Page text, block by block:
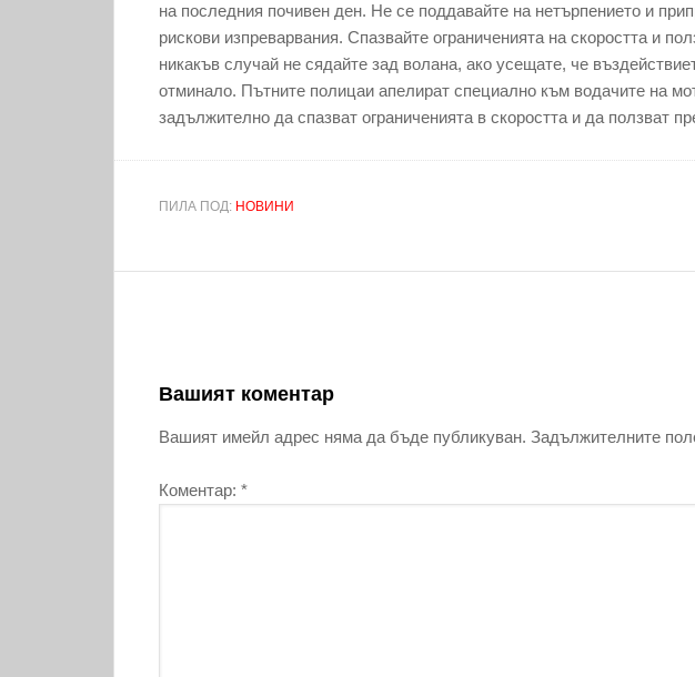
на последния почивен ден. Не се поддавайте на нетърпението и
рискови изпреварвания. Спазвайте ограниченията на скоростта и
никакъв случай не сядайте зад волана, ако усещате, че
отминало. Пътните полицаи апелират специално към водачите на
задължително да спазват ограниченията в скоростта и да ползват
ПИЛА ПОД: НОВИНИ
Вашият коментар
Вашият имейл адрес няма да бъде публикуван. Задължителните
Коментар: *